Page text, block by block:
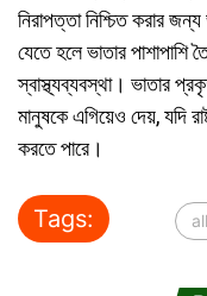
নিরাপত্তা নিশ্চিত করার
যেতে হলে ভাতার পাশাপাশি
স্বাস্থ্যব্যবস্থা। ভাতার
মানুষকে এগিয়েও দেয়, যদি
করতে পারে।
Tags: